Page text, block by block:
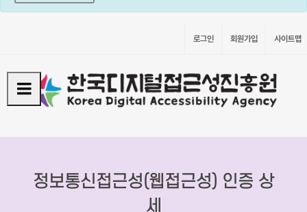
로그인 회원가입 사이트맵
정보통신접근성(웹접근성) 인증 상
세